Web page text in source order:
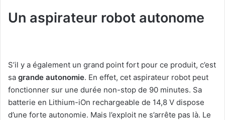
Un aspirateur robot autonome
S’il y a également un grand point fort pour ce produit, c’est
sa grande autonomie. En effet, cet aspirateur robot peut
fonctionner sur une durée non-stop de 90 minutes. Sa
batterie en Lithium-iOn rechargeable de 14,8 V dispose
d’une forte autonomie. Mais l’exploit ne s’arrête pas là. Le